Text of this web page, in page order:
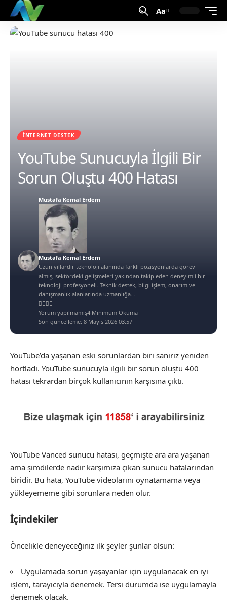
Aa
İNTERNET DESTEK
YouTube Sunucuyla İlgili Bir
Sorun Oluştu 400 Hatası
Son güncelleme: 8 Mayıs 2026 03:57
Mustafa Kemal Erdem
Mustafa Kemal Erdem
Uzun yıllardır teknoloji alanında farklı pozisyonlarda görev
almış, sektördeki gelişmeleri yakından takip eden deneyimli bir
teknoloji profesyoneli. Teknik destek, bilgi işlem, onarım ve
danışmanlık alanlarında uzmanlığa...
Yorum yapılmamış4 Minimum Okuma
YouTube’da yaşanan eski sorunlardan biri sanırız yeniden
hortladı. YouTube sunucuyla ilgili bir sorun oluştu 400
hatası tekrardan birçok kullanıcının karşısına çıktı.
YouTube Vanced sunucu hatası, geçmişte ara ara yaşanan
ama şimdilerde nadir karşımıza çıkan sunucu hatalarından
biridir. Bu hata, YouTube videolarını oynatamama veya
yükleyememe gibi sorunlara neden olur.
İçindekiler
Öncelikle deneyeceğiniz ilk şeyler şunlar olsun:
Uygulamada sorun yaşayanlar için uygulanacak en iyi
işlem, tarayıcıyla denemek. Tersi durumda ise uygulamayla
denemek olacak.